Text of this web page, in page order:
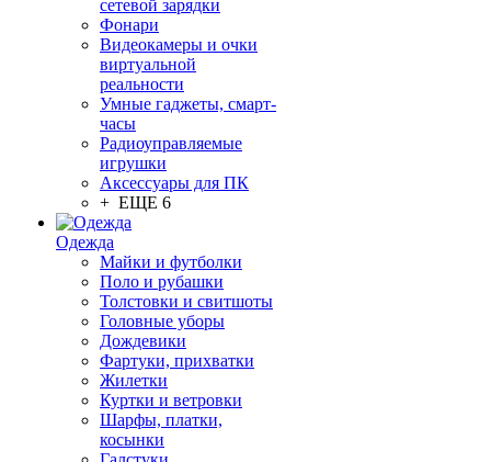
сетевой зарядки
Фонари
Видеокамеры и очки
виртуальной
реальности
Умные гаджеты, смарт-
часы
Радиоуправляемые
игрушки
Аксессуары для ПК
+ ЕЩЕ 6
Одежда
Майки и футболки
Поло и рубашки
Толстовки и свитшоты
Головные уборы
Дождевики
Фартуки, прихватки
Жилетки
Куртки и ветровки
Шарфы, платки,
косынки